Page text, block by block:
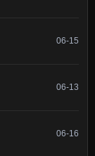
06-15
06-13
06-16